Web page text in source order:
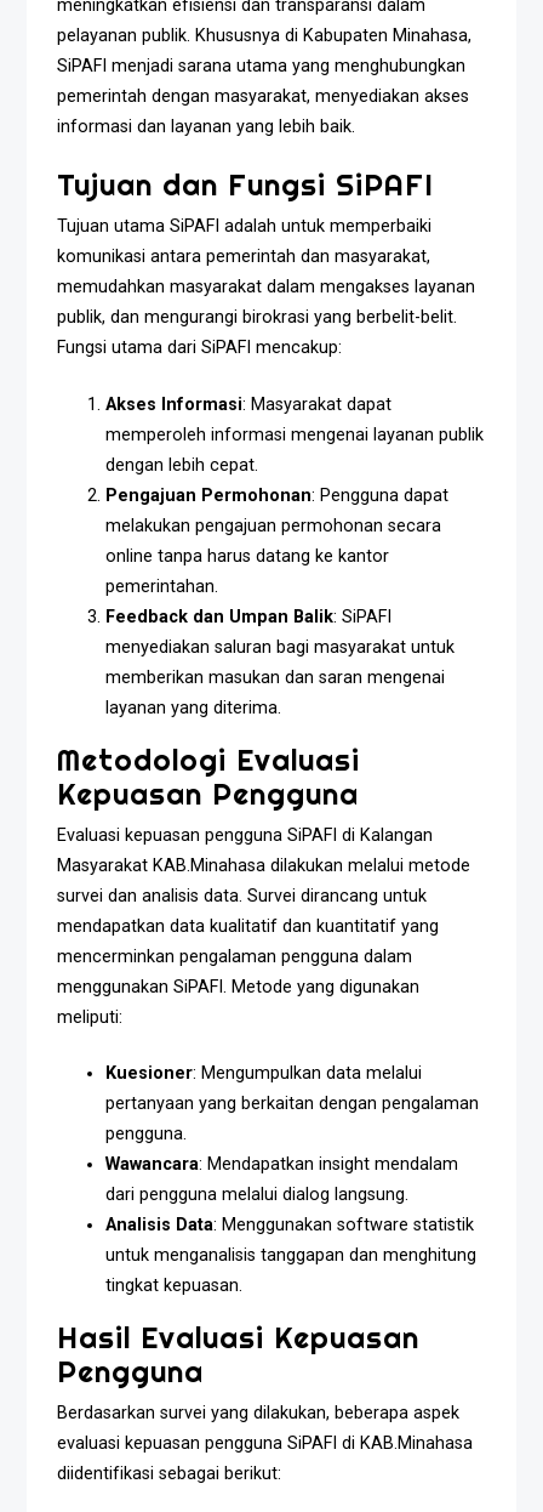
meningkatkan efisiensi dan transparansi dalam
pelayanan publik. Khususnya di Kabupaten Minahasa,
SiPAFI menjadi sarana utama yang menghubungkan
pemerintah dengan masyarakat, menyediakan akses
informasi dan layanan yang lebih baik.
Tujuan dan Fungsi SiPAFI
Tujuan utama SiPAFI adalah untuk memperbaiki
komunikasi antara pemerintah dan masyarakat,
memudahkan masyarakat dalam mengakses layanan
publik, dan mengurangi birokrasi yang berbelit-belit.
Fungsi utama dari SiPAFI mencakup:
Akses Informasi: Masyarakat dapat
memperoleh informasi mengenai layanan publik
dengan lebih cepat.
Pengajuan Permohonan: Pengguna dapat
melakukan pengajuan permohonan secara
online tanpa harus datang ke kantor
pemerintahan.
Feedback dan Umpan Balik: SiPAFI
menyediakan saluran bagi masyarakat untuk
memberikan masukan dan saran mengenai
layanan yang diterima.
Metodologi Evaluasi
Kepuasan Pengguna
Evaluasi kepuasan pengguna SiPAFI di Kalangan
Masyarakat KAB.Minahasa dilakukan melalui metode
survei dan analisis data. Survei dirancang untuk
mendapatkan data kualitatif dan kuantitatif yang
mencerminkan pengalaman pengguna dalam
menggunakan SiPAFI. Metode yang digunakan
meliputi:
Kuesioner: Mengumpulkan data melalui
pertanyaan yang berkaitan dengan pengalaman
pengguna.
Wawancara: Mendapatkan insight mendalam
dari pengguna melalui dialog langsung.
Analisis Data: Menggunakan software statistik
untuk menganalisis tanggapan dan menghitung
tingkat kepuasan.
Hasil Evaluasi Kepuasan
Pengguna
Berdasarkan survei yang dilakukan, beberapa aspek
evaluasi kepuasan pengguna SiPAFI di KAB.Minahasa
diidentifikasi sebagai berikut: